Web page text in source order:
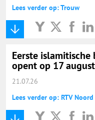
Lees verder op: Trouw
Eerste islamitische
opent op 17
21.07.26
Lees verder op: RTV Noord